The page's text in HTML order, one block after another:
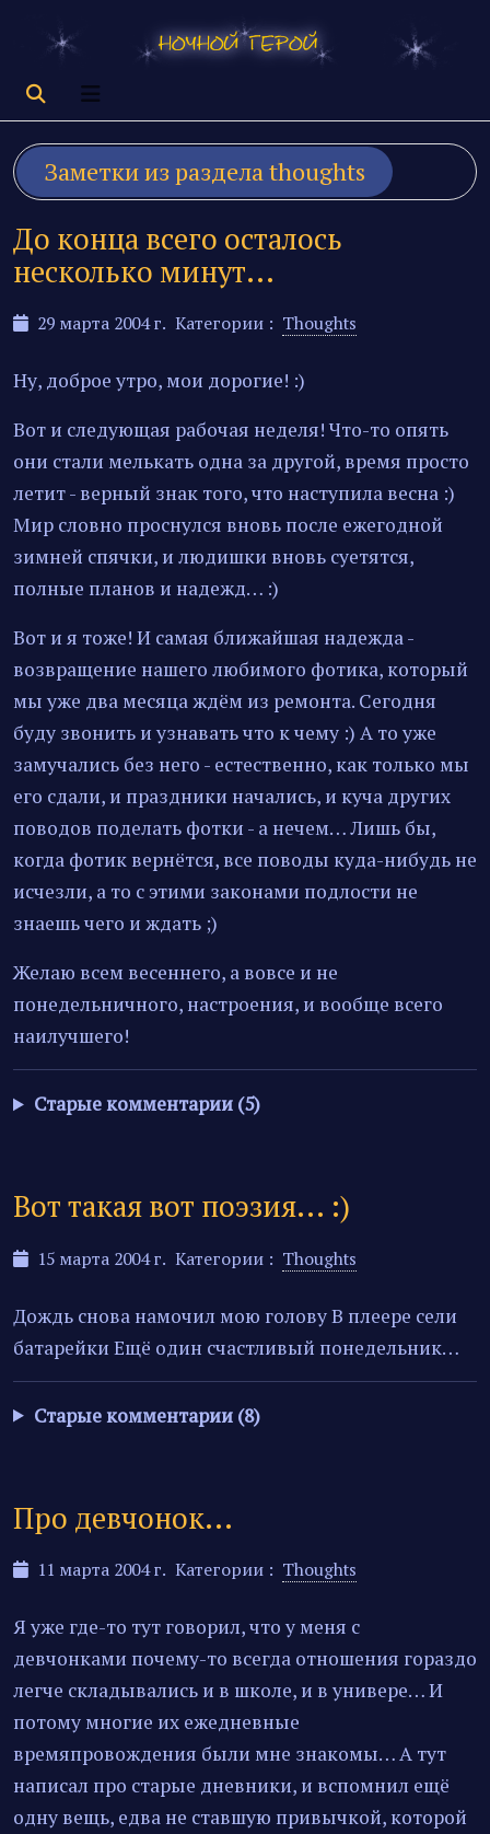
Заметки из разделаthoughts
До конца всего осталось
несколько минут...
29 марта 2004 г. Категории : Thoughts
Ну, доброе утро, мои дорогие! :)
Вот и следующая рабочая неделя! Что-то опять
они стали мелькать одна за другой, время просто
летит - верный знак того, что наступила весна :)
Мир словно проснулся вновь после ежегодной
зимней спячки, и людишки вновь суетятся,
полные планов и надежд… :)
Вот и я тоже! И самая ближайшая надежда -
возвращение нашего любимого фотика, который
мы уже два месяца ждём из ремонта. Сегодня
буду звонить и узнавать что к чему :) А то уже
замучались без него - естественно, как только мы
его сдали, и праздники начались, и куча других
поводов поделать фотки - а нечем… Лишь бы,
когда фотик вернётся, все поводы куда-нибудь не
исчезли, а то с этими законами подлости не
знаешь чего и ждать ;)
Желаю всем весеннего, а вовсе и не
понедельничного, настроения, и вообще всего
наилучшего!
Старые комментарии (5)
Вот такая вот поэзия... :)
15 марта 2004 г. Категории : Thoughts
Дождь снова намочил мою голову В плеере сели
батарейки Ещё один счастливый понедельник…
Старые комментарии (8)
Про девчонок...
11 марта 2004 г. Категории : Thoughts
Я уже где-то тут говорил, что у меня с
девчонками почему-то всегда отношения гораздо
легче складывались и в школе, и в универе… И
потому многие их ежедневные
времяпровождения были мне знакомы… А тут
написал про старые дневники, и вспомнил ещё
одну вещь, едва не ставшую привычкой, которой